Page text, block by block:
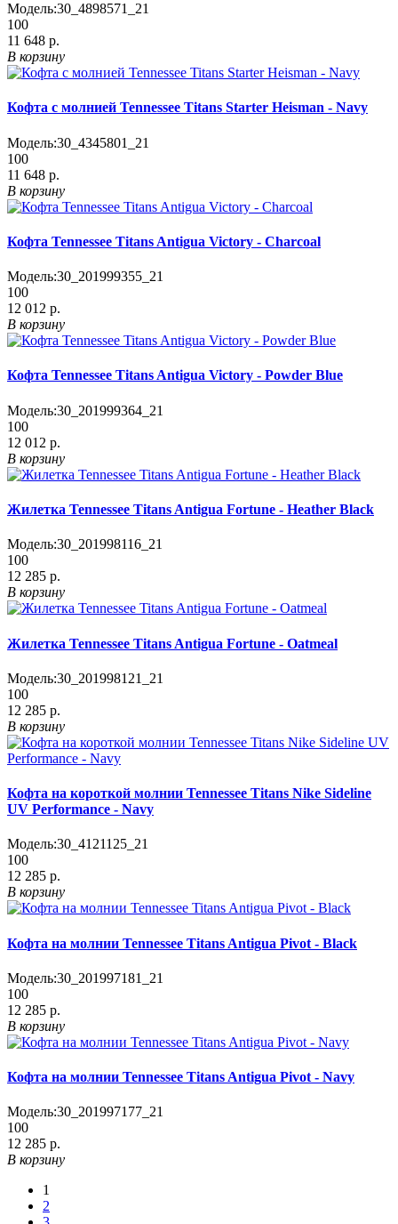
Модель:30_4898571_21
100
11 648 р.
В корзину
Кофта с молнией Tennessee Titans Starter Heisman - Navy
Модель:30_4345801_21
100
11 648 р.
В корзину
Кофта Tennessee Titans Antigua Victory - Charcoal
Модель:30_201999355_21
100
12 012 р.
В корзину
Кофта Tennessee Titans Antigua Victory - Powder Blue
Модель:30_201999364_21
100
12 012 р.
В корзину
Жилетка Tennessee Titans Antigua Fortune - Heather Black
Модель:30_201998116_21
100
12 285 р.
В корзину
Жилетка Tennessee Titans Antigua Fortune - Oatmeal
Модель:30_201998121_21
100
12 285 р.
В корзину
Кофта на короткой молнии Tennessee Titans Nike Sideline
UV Performance - Navy
Модель:30_4121125_21
100
12 285 р.
В корзину
Кофта на молнии Tennessee Titans Antigua Pivot - Black
Модель:30_201997181_21
100
12 285 р.
В корзину
Кофта на молнии Tennessee Titans Antigua Pivot - Navy
Модель:30_201997177_21
100
12 285 р.
В корзину
1
2